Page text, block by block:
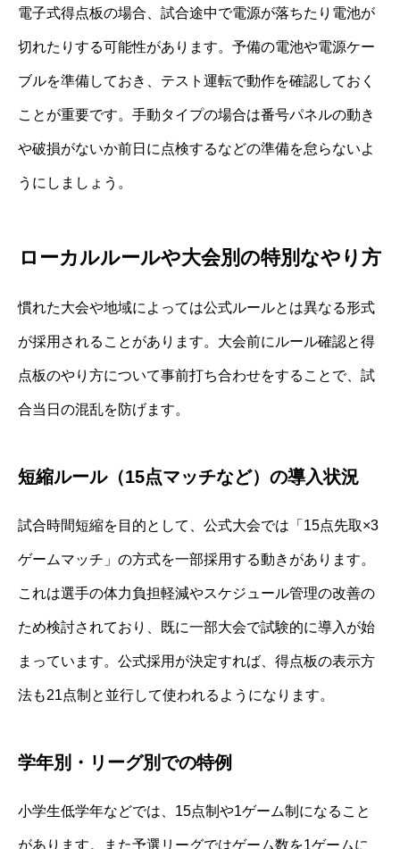
電子式得点板の場合、試合途中で電源が落ちたり電池が
切れたりする可能性があります。予備の電池や電源ケー
ブルを準備しておき、テスト運転で動作を確認しておく
ことが重要です。手動タイプの場合は番号パネルの動き
や破損がないか前日に点検するなどの準備を怠らないよ
うにしましょう。
ローカルルールや大会別の特別なやり方
慣れた大会や地域によっては公式ルールとは異なる形式
が採用されることがあります。大会前にルール確認と得
点板のやり方について事前打ち合わせをすることで、試
合当日の混乱を防げます。
短縮ルール（15点マッチなど）の導入状況
試合時間短縮を目的として、公式大会では「15点先取×3
ゲームマッチ」の方式を一部採用する動きがあります。
これは選手の体力負担軽減やスケジュール管理の改善の
ため検討されており、既に一部大会で試験的に導入が始
まっています。公式採用が決定すれば、得点板の表示方
法も21点制と並行して使われるようになります。
学年別・リーグ別での特例
小学生低学年などでは、15点制や1ゲーム制になること
があります。また予選リーグではゲーム数を1ゲームに